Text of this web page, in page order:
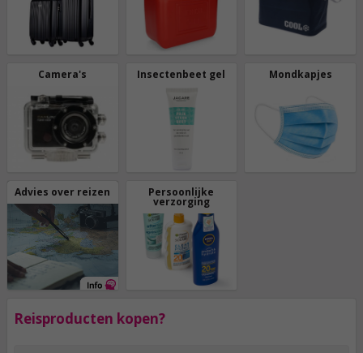
Camera's Insectenbeet gel Mondkapjes
Advies over reizen Persoonlijke
verzorging
Reisproducten kopen?